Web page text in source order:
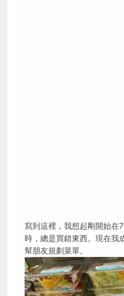
寫到這裡，我想起剛開始在
時，總是買錯東西。現在我
幫朋友規劃菜單。